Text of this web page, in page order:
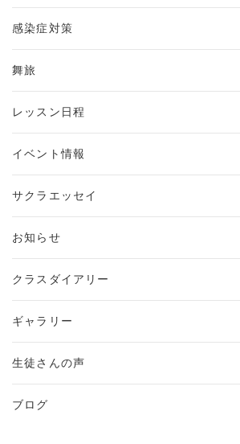
感染症対策
舞旅
レッスン日程
イベント情報
サクラエッセイ
お知らせ
クラスダイアリー
ギャラリー
生徒さんの声
ブログ